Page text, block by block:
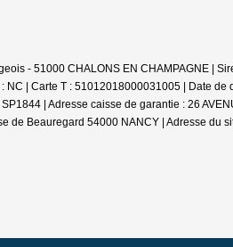
- 51000 CHALONS EN CHAMPAGNE |
NC | Carte T : 51012018000031005 | Date de
| Adresse caisse de garantie : 26
de Beauregard 54000 NANCY | Adresse du